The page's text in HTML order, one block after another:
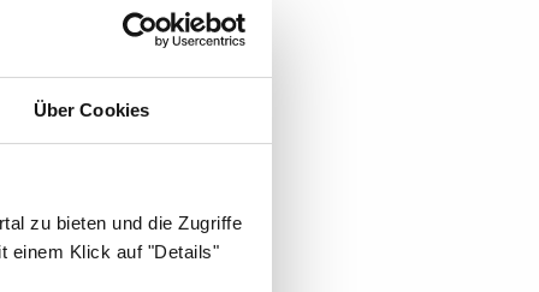
Über Cookies
zu bieten und die Zugriffe
einem Klick auf "Details"